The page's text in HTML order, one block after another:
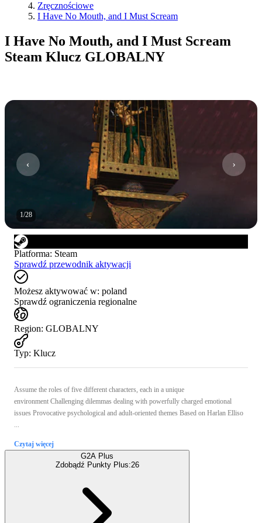
Zręcznościowe
I Have No Mouth, and I Must Scream
I Have No Mouth, and I Must Scream
Steam Klucz GLOBALNY
1/28
Platforma: Steam
Sprawdź przewodnik aktywacji
Możesz aktywować w: poland
Sprawdź ograniczenia regionalne
Region: GLOBALNY
Typ: Klucz
Assume the roles of five different characters, each in a unique
environment Challenging dilemmas dealing with powerfully charged emotional
issues Provocative psychological and adult-oriented themes Based on Harlan Elliso
...
Czytaj więcej
G2A Plus
Zdobądź Punkty Plus:26